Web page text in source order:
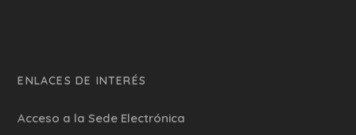
ENLACES DE INTERÉS
Acceso a la Sede Electrónica